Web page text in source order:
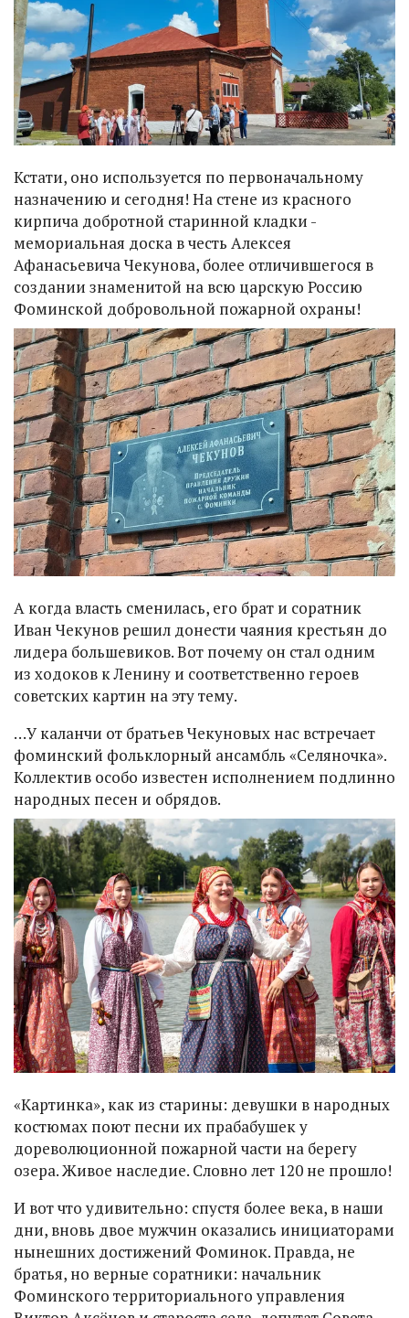
Кстати, оно используется по первоначальному
назначению и сегодня! На стене из красного
кирпича добротной старинной кладки -
мемориальная доска в честь Алексея
Афанасьевича Чекунова, более отличившегося в
создании знаменитой на всю царскую Россию
Фоминской добровольной пожарной охраны!
А когда власть сменилась, его брат и соратник
Иван Чекунов решил донести чаяния крестьян до
лидера большевиков. Вот почему он стал одним
из ходоков к Ленину и соответственно героев
советских картин на эту тему.
…У каланчи от братьев Чекуновых нас встречает
фоминский фольклорный ансамбль «Селяночка».
Коллектив особо известен исполнением подлинно
народных песен и обрядов.
«Картинка», как из старины: девушки в народных
костюмах поют песни их прабабушек у
дореволюционной пожарной части на берегу
озера. Живое наследие. Словно лет 120 не прошло!
И вот что удивительно: спустя более века, в наши
дни, вновь двое мужчин оказались инициаторами
нынешних достижений Фоминок. Правда, не
братья, но верные соратники: начальник
Фоминского территориального управления